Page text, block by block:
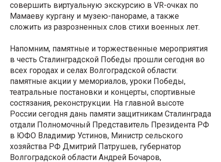
совершить виртуальную экскурсию в VR-очках по
Мамаеву кургану и музею-панораме, а также
сложить из разрозненных слов стихи военных лет.
Напомним, памятные и торжественные мероприятия
в честь Сталинградской Победы прошли сегодня во
всех городах и селах Волгоградской области:
памятные акции у мемориалов, уроки Победы,
театральные постановки и концерты, спортивные
состязания, реконструкции. На главной высоте
России сегодня дань памяти защитникам Сталинграда
отдали Полномочный Представитель Президента РФ
в ЮФО Владимир Устинов, Министр сельского
хозяйства РФ Дмитрий Патрушев, губернатор
Волгоградской области Андрей Бочаров,